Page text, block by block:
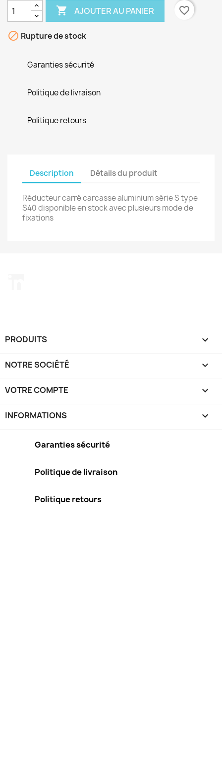
 AJOUTER AU PANIER favorite_border
 Rupture de stock
Garanties sécurité
Politique de livraison
Politique retours
Description Détails du produit
Réducteur carré carcasse aluminium série S type
S40 disponible en stock avec plusieurs mode de
fixations
PRODUITS 
NOTRE SOCIÉTÉ 
VOTRE COMPTE 
INFORMATIONS keyboard_arrow_down
Garanties sécurité
Politique de livraison
Politique retours